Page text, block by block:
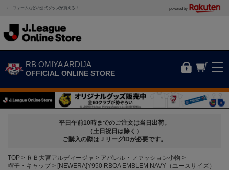
ユニフォームなどの公式グッズが買える！ powered by
RB OMIYA ARDIJA
OFFICIAL ONLINE STORE
平日午前10時までのご注文は当日出荷。
（土日祝日は除く）
ご購入の際はＪリーグIDが必要です。
TOP ＲＢ大宮アルディージャ
アパレル・ファッション小物
帽子・キャップ
[NEWERA]Y950 RBOA EMBLEM NAVY（ユースサイズ）